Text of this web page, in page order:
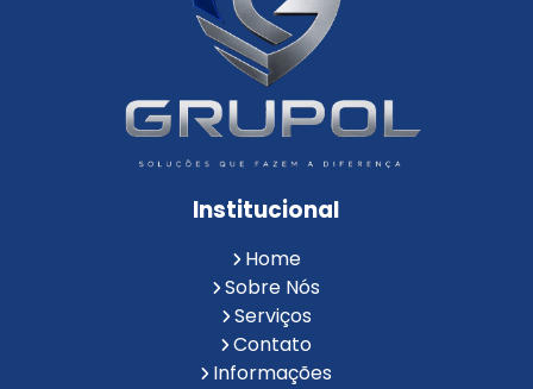
Empresas de Monitoramento Cftv
Facility Terceirização
Instalação de Cftv
Instalação de Cercas Elétricas Residenciais
Monitoramento de Alarme 24 Horas
Portaria e Limpeza
Portaria Inteligente
Portaria Remota
Reconhecimento Facial em Condomínios
Reconhecimento Facial para Condomínios
Reconhecimento Facial para Portaria
Reconhecimento Facial Portaria
Serviço de Limpeza Terceirizado
Serviço de Portaria e Limpeza
Institucional
Home
Sobre Nós
Serviços
Contato
Informações